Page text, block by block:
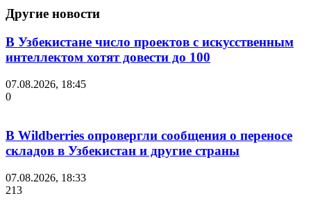
Другие новости
В Узбекистане число проектов с искусственным
интеллектом хотят довести до 100
07.08.2026, 18:45
0
В Wildberries опровергли сообщения о переносе
складов в Узбекистан и другие страны
07.08.2026, 18:33
213